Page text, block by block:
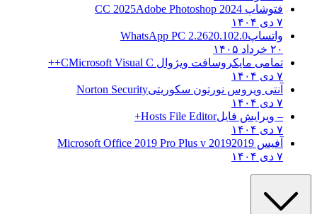
فتوشاپ CC 2025 Adobe Photoshop 2024
۷ دی ۱۴۰۴
واتساپWhatsApp PC 2.2620.102.0
۲۰ خرداد ۱۴۰۵
تمامی مایکروسافت ویژوال C Microsoft Visual C++
۷ دی ۱۴۰۴
آنتی ویروس نورتون سکوریتیNorton Security
۷ دی ۱۴۰۴
– ویرایش فایلHosts File Editor+
۷ دی ۱۴۰۴
آفیس 2019 2019 Microsoft Office 2019 Pro Plus v
۷ دی ۱۴۰۴